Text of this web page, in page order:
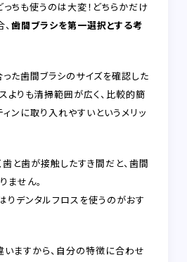
っちも使うのは大変！どちらかだけ
歯間ブラシを第一選択とする考
た歯間ブラシのサイズを確認した
よりも清掃範囲が広く、比較的簡
ンに取り入れやすいというメリッ
と歯が接触したすき間だと、歯間
ません。
りデンタルフロスを使うのがおす
ますから、自分の特徴に合わせ